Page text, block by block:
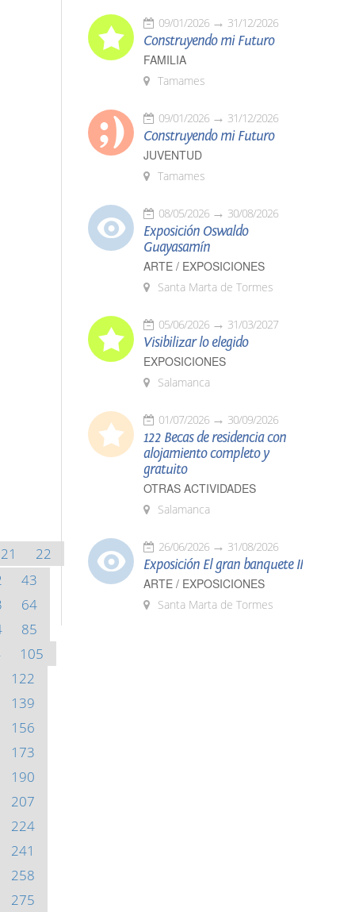
21
22
43
64
85
105
122
139
156
173
190
207
224
241
258
275
09/01/2026 31/12/2026
Construyendo mi Futuro
FAMILIA
Tamames
09/01/2026 31/12/2026
Construyendo mi Futuro
JUVENTUD
Tamames
08/05/2026 30/08/2026
Exposición Oswaldo
Guayasamín
ARTE / EXPOSICIONES
Santa Marta de Tormes
05/06/2026 31/03/2027
Visibilizar lo elegido
EXPOSICIONES
Salamanca
01/07/2026 30/09/2026
122 Becas de residencia con
alojamiento completo y
gratuito
OTRAS ACTIVIDADES
Salamanca
26/06/2026 31/08/2026
Exposición El gran banquete II
ARTE / EXPOSICIONES
Santa Marta de Tormes